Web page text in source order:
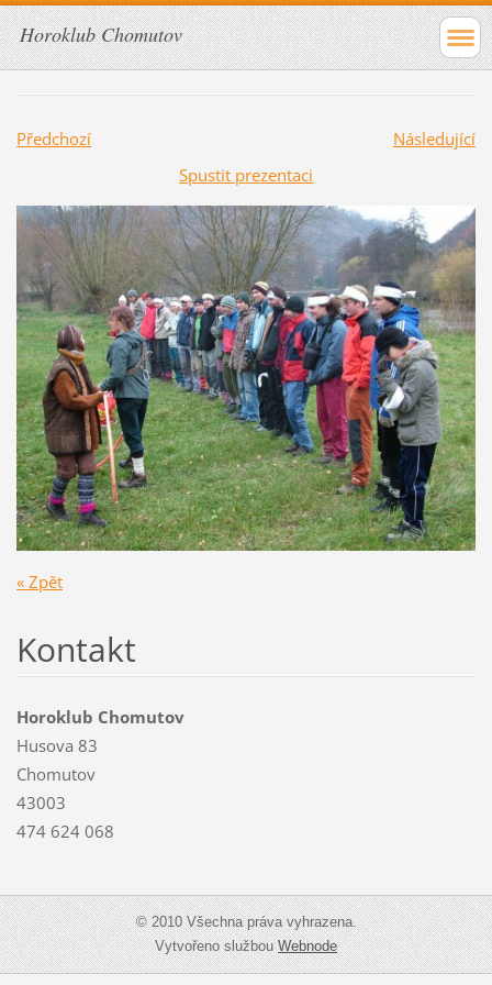
Horoklub Chomutov
Předchozí
Následující
Spustit prezentaci
« Zpět
Kontakt
Horoklub Chomutov
Husova 83
Chomutov
43003
474 624 068
© 2010 Všechna práva vyhrazena.
Vytvořeno službouWebnode